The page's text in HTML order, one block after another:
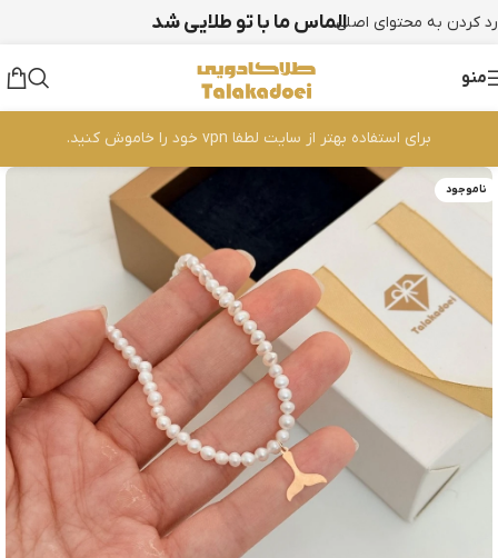
رد کردن به محتوای اصلیالماس ما با تو طلایی شد
منو
برای استفاده بهتر از سایت لطفا vpn خود را خاموش کنید.
ناموجود